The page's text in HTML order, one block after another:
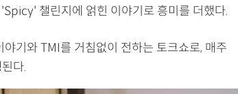
챌린지에 얽힌 이야기로 흥미를 더했다.
기와 TMI를 거침없이 전하는 토크쇼로, 매주
다.